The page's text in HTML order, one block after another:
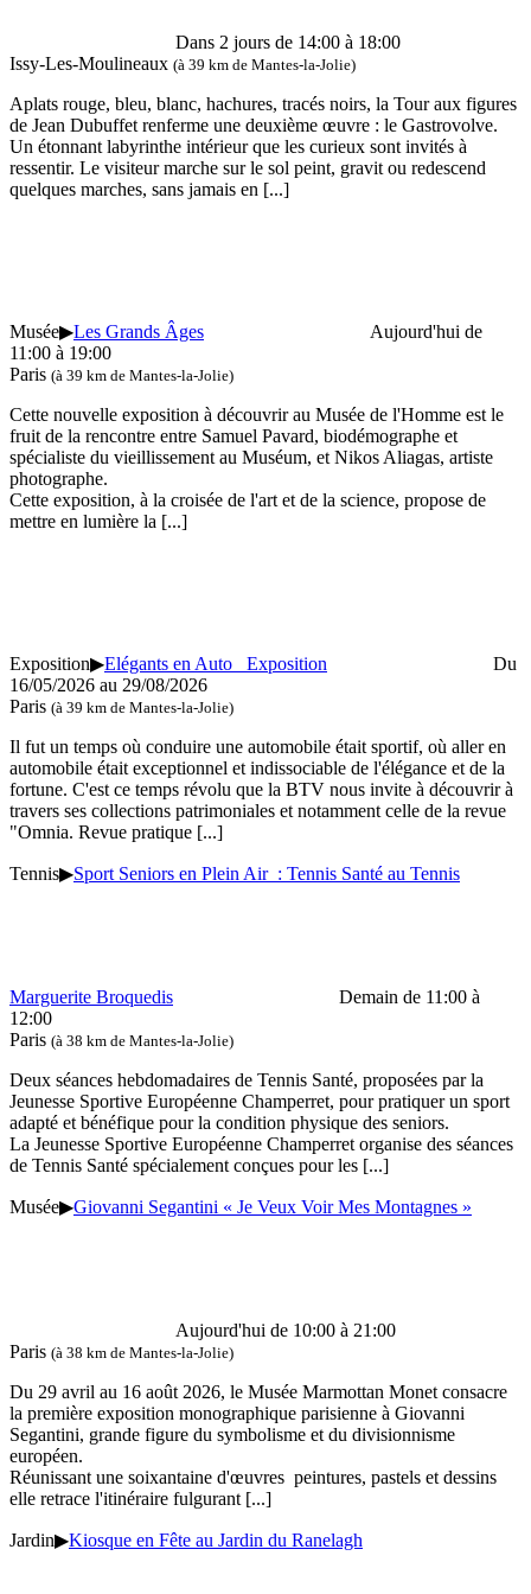
Dans 2 jours de 14:00 à 18:00
Issy-Les-Moulineaux (à 39 km de Mantes-la-Jolie)
Aplats rouge, bleu, blanc, hachures, tracés noirs, la Tour aux figures
de Jean Dubuffet renferme une deuxième œuvre : le Gastrovolve.
Un étonnant labyrinthe intérieur que les curieux sont invités à
ressentir. Le visiteur marche sur le sol peint, gravit ou redescend
quelques marches, sans jamais en [...]
Musée▶Les Grands Âges
Aujourd'hui de
11:00 à 19:00
Paris (à 39 km de Mantes-la-Jolie)
Cette nouvelle exposition à découvrir au Musée de l'Homme est le
fruit de la rencontre entre Samuel Pavard, biodémographe et
spécialiste du vieillissement au Muséum, et Nikos Aliagas, artiste
photographe.
Cette exposition, à la croisée de l'art et de la science, propose de
mettre en lumière la [...]
Exposition▶Elégants en Auto Exposition
Du
16/05/2026 au 29/08/2026
Paris (à 39 km de Mantes-la-Jolie)
Il fut un temps où conduire une automobile était sportif, où aller en
automobile était exceptionnel et indissociable de l'élégance et de la
fortune. C'est ce temps révolu que la BTV nous invite à découvrir à
travers ses collections patrimoniales et notamment celle de la revue
"Omnia. Revue pratique [...]
Tennis▶Sport Seniors en Plein Air : Tennis Santé au Tennis
Marguerite Broquedis
Demain de 11:00 à
12:00
Paris (à 38 km de Mantes-la-Jolie)
Deux séances hebdomadaires de Tennis Santé, proposées par la
Jeunesse Sportive Européenne Champerret, pour pratiquer un sport
adapté et bénéfique pour la condition physique des seniors.
La Jeunesse Sportive Européenne Champerret organise des séances
de Tennis Santé spécialement conçues pour les [...]
Musée▶Giovanni Segantini « Je Veux Voir Mes Montagnes »
Aujourd'hui de 10:00 à 21:00
Paris (à 38 km de Mantes-la-Jolie)
Du 29 avril au 16 août 2026, le Musée Marmottan Monet consacre
la première exposition monographique parisienne à Giovanni
Segantini, grande figure du symbolisme et du divisionnisme
européen.
Réunissant une soixantaine d'œuvres peintures, pastels et dessins
elle retrace l'itinéraire fulgurant [...]
Jardin▶Kiosque en Fête au Jardin du Ranelagh